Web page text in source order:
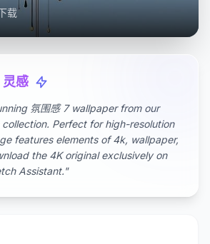
载
感
氛围感 7 wallpaper from our
collection. Perfect for high-resolution
features elements of 4k, wallpaper,
the 4K original exclusively on
Assistant."